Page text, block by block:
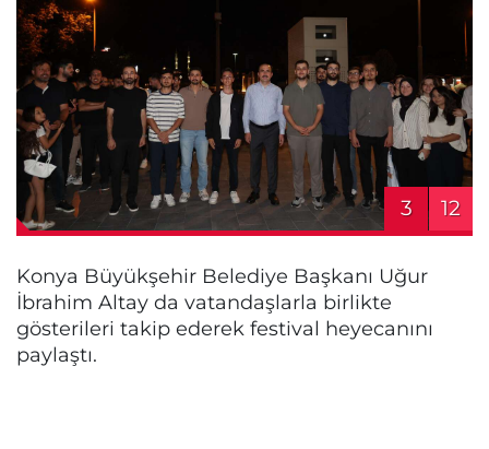
3 12
Konya Büyükşehir Belediye Başkanı Uğur
İbrahim Altay da vatandaşlarla birlikte
gösterileri takip ederek festival heyecanını
paylaştı.